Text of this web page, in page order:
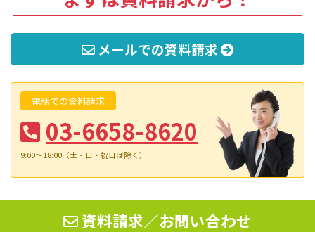
メールでの資料請求
電話での資料請求
03-6658-8620
9:00～18:00（土・日・祝日は除く）
資料請求／お問い合わせ